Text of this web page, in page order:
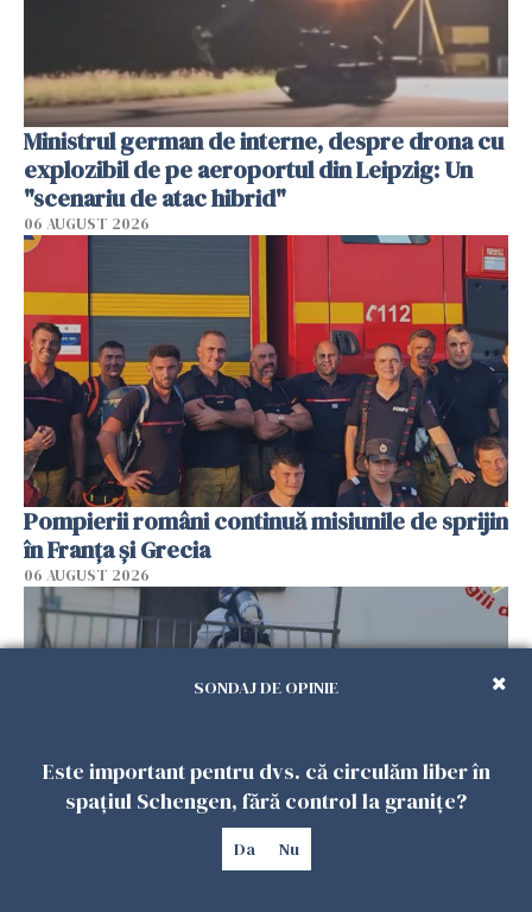
Ministrul german de interne, despre drona cu
explozibil de pe aeroportul din Leipzig: Un
"scenariu de atac hibrid"
06 AUGUST 2026
Pompierii români continuă misiunile de sprijin
în Franţa şi Grecia
06 AUGUST 2026
Român de 54 de ani, găsit mort în
SONDAJ DE OPINIE
Este important pentru dvs. că circulăm liber în
spațiul Schengen, fără control la granițe?
Da Nu